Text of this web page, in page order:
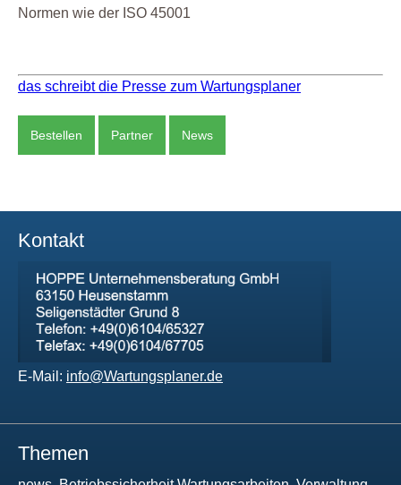
Normen wie der ISO 45001
das schreibt die Presse zum Wartungsplaner
Bestellen Partner News
Kontakt
E-Mail: info@Wartungsplaner.de
Themen